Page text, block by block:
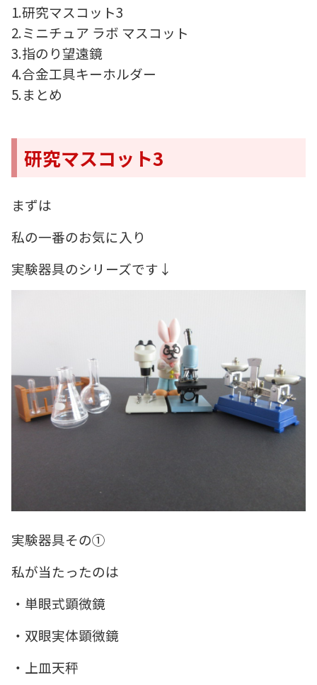
1.研究マスコット3
2.ミニチュア ラボ マスコット
3.指のり望遠鏡
4.合金工具キーホルダー
5.まとめ
研究マスコット3
まずは
私の一番のお気に入り
実験器具のシリーズです↓
実験器具その①
私が当たったのは
・単眼式顕微鏡
・双眼実体顕微鏡
・上皿天秤